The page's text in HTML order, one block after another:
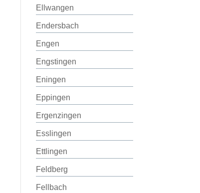
Ellwangen
Endersbach
Engen
Engstingen
Eningen
Eppingen
Ergenzingen
Esslingen
Ettlingen
Feldberg
Fellbach